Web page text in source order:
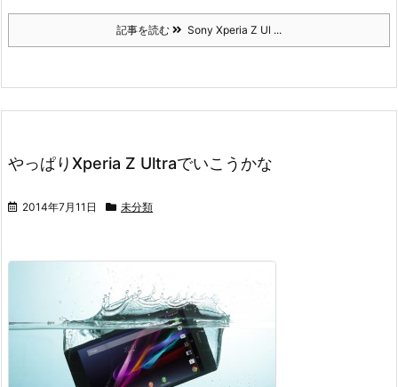
記事を読む Sony Xperia Z Ul ...
やっぱりXperia Z Ultraでいこうかな
2014年7月11日 未分類